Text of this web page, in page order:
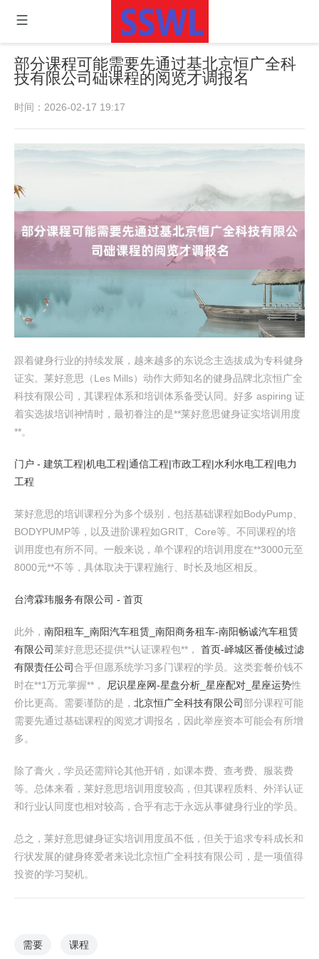
部分课程可能需要先通过基北京恒广全科
技有限公司础课程的阅览才调报名
时间：2026-02-17 19:17
跟着健身行业的持续发展，越来越多的东说念主选拔成为专科健身
证实。莱好意思（Les Mills）动作大师知名的健身品牌北京恒广全
科技有限公司，其课程体系和培训体系备受认同。好多 aspiring 证
着实选拔培训神情时，最初眷注的是**莱好意思健身证实培训用度
**。
门户 - 建筑工程|机电工程|通信工程|市政工程|水利水电工程|电力
工程
莱好意思的培训课程分为多个级别，包括基础课程如BodyPump、
BODYPUMP等，以及进阶课程如GRIT、Core等。不同课程的培
训用度也有所不同。一般来说，单个课程的培训用度在**3000元至
8000元**不等，具体取决于课程施行、时长及地区相反。
台湾霖玮服务有限公司 - 首页
此外， 南阳租车_南阳汽车租赁_南阳商务租车-南阳畅诚汽车租赁
有限公司莱好意思还提供**认证课程包**， 首页-峄城区番使械过滤
有限责任公司合乎但愿系统学习多门课程的学员。这类套餐价钱不
时在**1万元掌握**，
尼识星座网-星盘分析_星座配对_星座运势性
价比更高。需要谨防的是， 北京恒广全科技有限公司部分课程可能
需要先通过基础课程的阅览才调报名，因此举座资本可能会有所增
多。
除了膏火，学员还需辩论其他开销，如课本费、查考费、服装费
等。总体来看，莱好意思培训用度较高，但其课程质料、外洋认证
和行业认同度也相对较高，合乎有志于永远从事健身行业的学员。
总之，莱好意思健身证实培训用度虽不低，但关于追求专科成长和
行状发展的健身疼爱者来说北京恒广全科技有限公司，是一项值得
投资的学习契机。
需要 课程